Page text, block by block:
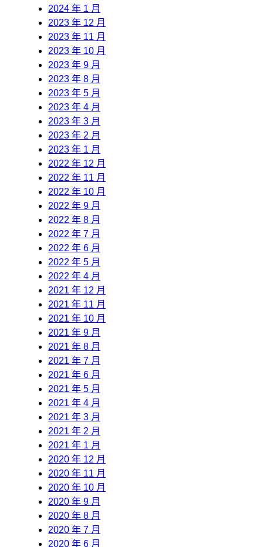
2024 年 1 月
2023 年 12 月
2023 年 11 月
2023 年 10 月
2023 年 9 月
2023 年 8 月
2023 年 5 月
2023 年 4 月
2023 年 3 月
2023 年 2 月
2023 年 1 月
2022 年 12 月
2022 年 11 月
2022 年 10 月
2022 年 9 月
2022 年 8 月
2022 年 7 月
2022 年 6 月
2022 年 5 月
2022 年 4 月
2021 年 12 月
2021 年 11 月
2021 年 10 月
2021 年 9 月
2021 年 8 月
2021 年 7 月
2021 年 6 月
2021 年 5 月
2021 年 4 月
2021 年 3 月
2021 年 2 月
2021 年 1 月
2020 年 12 月
2020 年 11 月
2020 年 10 月
2020 年 9 月
2020 年 8 月
2020 年 7 月
2020 年 6 月